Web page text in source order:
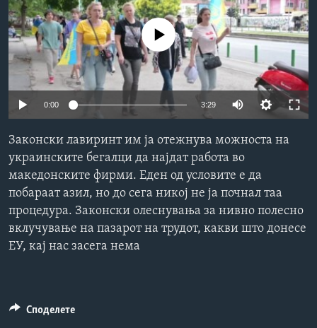
ИНТЕРВЈУА
Јазици
No media source currently available
0:00 3:29
Законски лавиринт им ја отежнува можноста на
украинските бегалци да најдат работа во
македонските фирми. Еден од условите е да
побараат азил, но до сега никој не ја почнал таа
процедура. Законски олеснувања за нивно полесно
вклучување на пазарот на трудот, какви што донесе
ЕУ, кај нас засега нема
Споделете